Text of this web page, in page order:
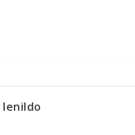
lenildo